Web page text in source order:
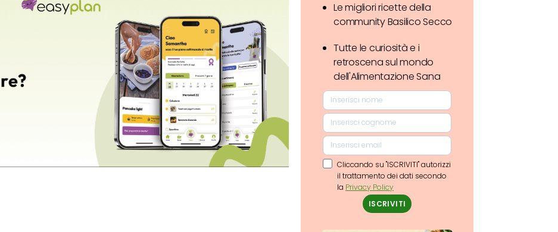
Le migliori ricette della
community Basilico Secco
Tutte le curiosità e i
retroscena sul mondo
dell'Alimentazione Sana
Cliccando su "ISCRIVITI" autorizzi
il trattamento dei dati secondo
la Privacy Policy
ISCRIVITI